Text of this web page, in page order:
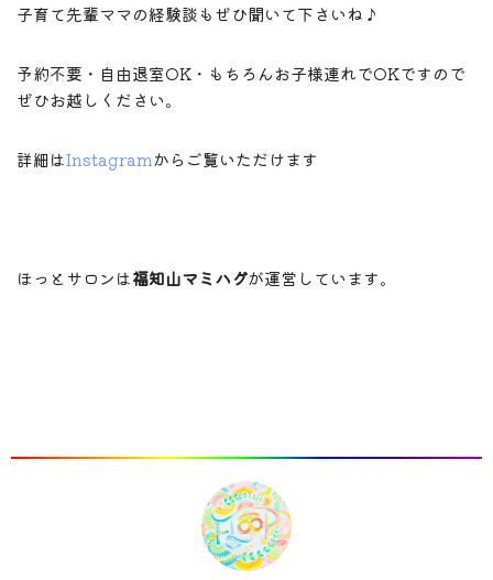
子育て先輩ママの経験談もぜひ聞いて下さいね♪
予約不要・自由退室OK・もちろんお子様連れでOKですので
ぜひお越しください。
詳細はInstagramからご覧いただけます
ほっとサロンは福知山マミハグが運営しています。